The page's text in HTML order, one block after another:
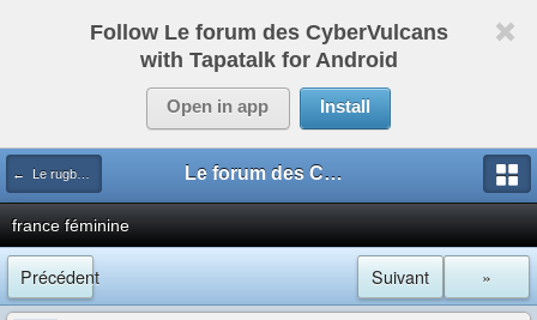
Follow Le forum des CyberVulcans
with Tapatalk for Android
Open in app Install
← Le rugby international Le forum des CyberVulcans
france féminine
Précédent »
Suivant